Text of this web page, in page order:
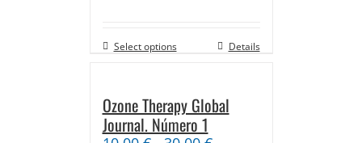
Select options Details
Ozone Therapy Global
Journal. Número 1